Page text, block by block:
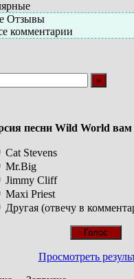
Отзывы
комментарии
песни Wild World
Cat Stevens
Mr.Big
Jimmy Cliff
Maxi Priest
Другая (отвечу в
Просмотреть